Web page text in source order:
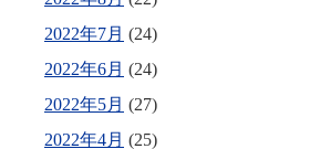
2022年7月 (24)
2022年6月 (24)
2022年5月 (27)
2022年4月 (25)